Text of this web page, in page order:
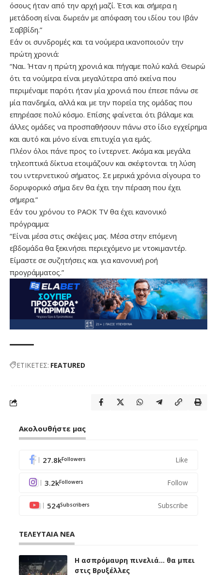
όσους ήταν από την αρχή μαζί. Έτσι και σήμερα η
μετάδοση είναι δωρεάν με απόφαση του ιδίου του Ιβάν
Σαββίδη.”
Εάν οι συνδρομές και τα νούμερα ικανοποιούν την
πρώτη χρονιά:
“Ναι. Ήταν η πρώτη χρονιά και πήγαμε πολύ καλά. Θεωρώ
ότι τα νούμερα είναι μεγαλύτερα από εκείνα που
περιμέναμε παρότι ήταν μία χρονιά που έπεσε πάνω σε
μία πανδημία, αλλά και με την πορεία της ομάδας που
επηρέασε πολύ κόσμο. Επίσης φαίνεται ότι βάλαμε και
άλλες ομάδες να προσπαθήσουν πάνω στο ίδιο εγχείρημα
και αυτό και μόνο είναι επιτυχία για εμάς.
Πλέον όλοι πάνε προς το ίντερνετ. Ακόμα και μεγάλα
τηλεοπτικά δίκτυα ετοιμάζουν και σκέφτονται τη λύση
του ιντερνετικού σήματος. Σε μερικά χρόνια σίγουρα το
δορυφορικό σήμα δεν θα έχει την πέραση που έχει
σήμερα.”
Εάν του χρόνου το PAOK TV θα έχει κανονικό
πρόγραμμα:
“Είναι μέσα στις σκέψεις μας. Μέσα στην επόμενη
εβδομάδα θα ξεκινήσει περιεχόμενο με ντοκιμαντέρ.
Είμαστε σε συζητήσεις και για κανονική ροή
προγράμματος.”
ΕΤΙΚΕΤΕΣ: FEATURED
Ακολουθήστε μας
27.8kFollowers Like
3.2kFollowers Follow
524Subscribers Subscribe
ΤΕΛΕΥΤΑΙΑ ΝΕΑ
Η ασπρόμαυρη πινελιά… θα μπει
στις Βρυξέλλες